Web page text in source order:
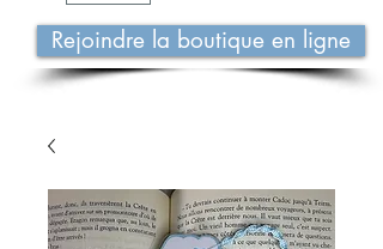
Rejoindre la boutique en ligne